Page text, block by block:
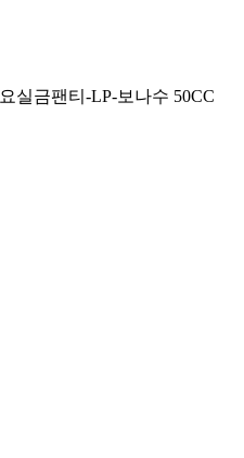
요실금팬티-LP-보나수 50CC